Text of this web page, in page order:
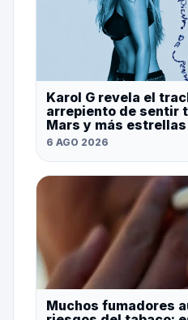
Karol G revela el
arrepiento de sentir
Mars y más
6 AGO 2026
Muchos fumadores